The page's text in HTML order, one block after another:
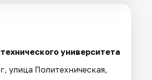
университета
улица Политехническая,